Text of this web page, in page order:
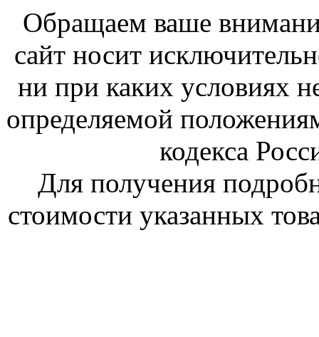
Обращаем ваше
сайт носит
ни при каких условиях
определяемой
кодекса
Для получения
стоимости указанных